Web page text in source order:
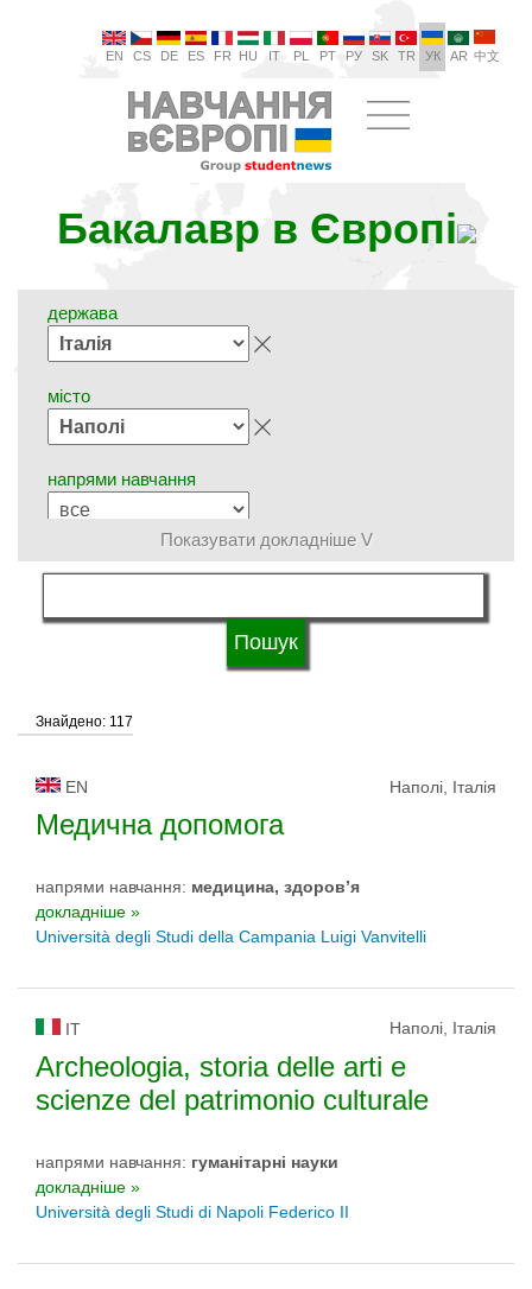
EN CS DE ES FR HU IT PL PT РУ SK TR УК AR 中文
Бакалавр в Європі
держава
місто
напрями навчання
мова навчання
Статус університету
Показувати докладніше V
Знайдено: 117
EN Наполі, Італія
Медична допомога
напрями навчання: медицина, здоров’я
докладніше »
Università degli Studi della Campania Luigi Vanvitelli
IT Наполі, Італія
Archeologia, storia delle arti e
scienze del patrimonio culturale
напрями навчання: гуманітарні науки
докладніше »
Università degli Studi di Napoli Federico II